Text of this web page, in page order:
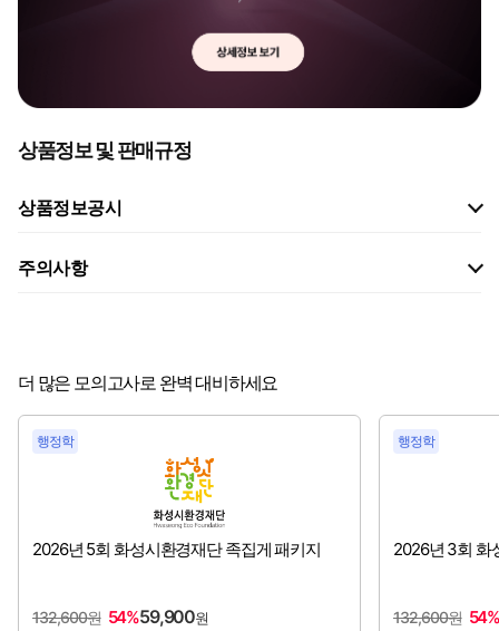
상품정보 및 판매규정
상품정보공시
주의사항
더 많은 모의고사로 완벽 대비하세요
행정학
2026년 5회 화성시환경재단 족집게 패키지
132,600원 54%59,900원
행정학
2026년 3회 화
132,600원